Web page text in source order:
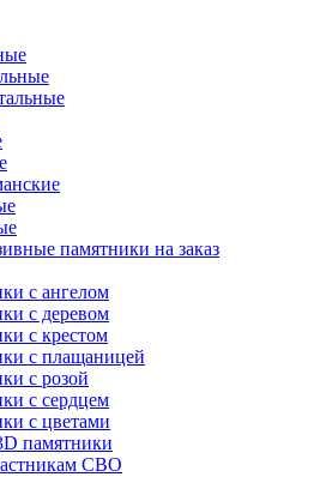
памятники на заказ
с ангелом
с деревом
с крестом
с плащаницей
с розой
с сердцем
с цветами
памятники
СВО